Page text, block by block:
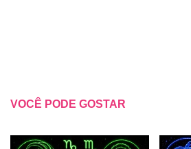
VOCÊ PODE GOSTAR